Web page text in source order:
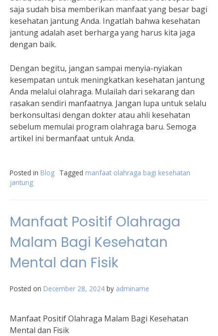
saja sudah bisa memberikan manfaat yang besar bagi
kesehatan jantung Anda. Ingatlah bahwa kesehatan
jantung adalah aset berharga yang harus kita jaga
dengan baik.
Dengan begitu, jangan sampai menyia-nyiakan
kesempatan untuk meningkatkan kesehatan jantung
Anda melalui olahraga. Mulailah dari sekarang dan
rasakan sendiri manfaatnya. Jangan lupa untuk selalu
berkonsultasi dengan dokter atau ahli kesehatan
sebelum memulai program olahraga baru. Semoga
artikel ini bermanfaat untuk Anda.
Posted in Blog Tagged manfaat olahraga bagi kesehatan
jantung
Manfaat Positif Olahraga
Malam Bagi Kesehatan
Mental dan Fisik
Posted on December 28, 2024 by adminame
Manfaat Positif Olahraga Malam Bagi Kesehatan
Mental dan Fisik